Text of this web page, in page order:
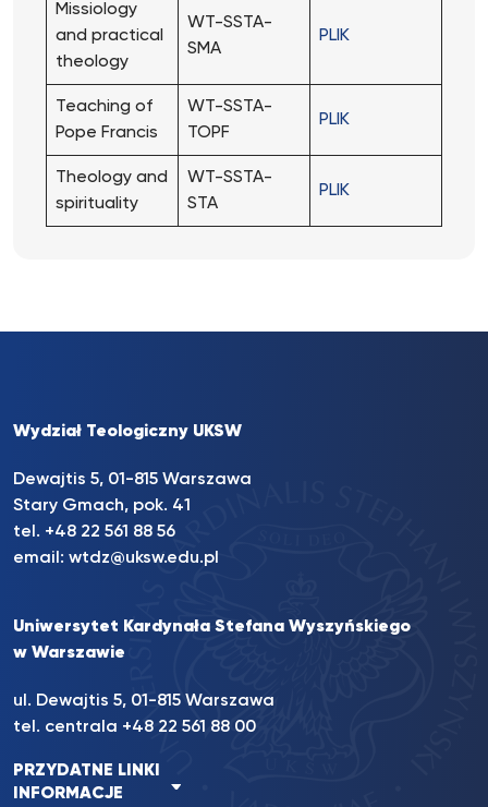
Missiology
and practical
theology
WT-SSTA-
SMA
PLIK
Teaching of
Pope Francis
WT-SSTA-
TOPF
PLIK
Theology and
spirituality
WT-SSTA-
STA
PLIK
Wydział Teologiczny UKSW
Dewajtis 5, 01-815 Warszawa
Stary Gmach, pok. 41
tel. +48 22 561 88 56
email: wtdz@uksw.edu.pl
Uniwersytet Kardynała Stefana Wyszyńskiego
w Warszawie
ul. Dewajtis 5, 01-815 Warszawa
tel. centrala +48 22 561 88 00
PRZYDATNE LINKI
INFORMACJE